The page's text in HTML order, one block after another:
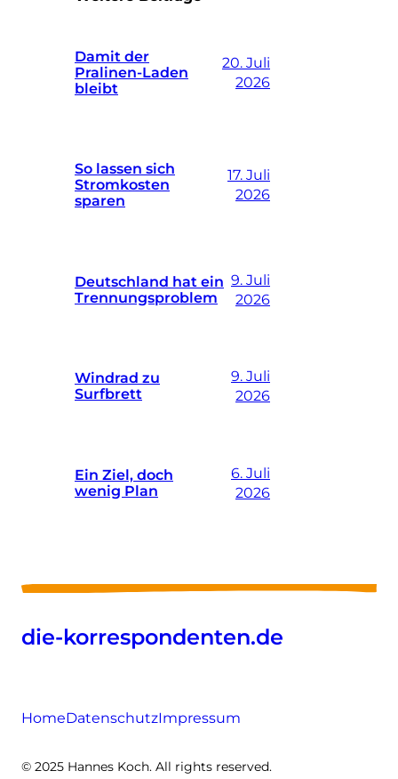
Damit der
Pralinen-Laden
bleibt
20. Juli
2026
So lassen sich
Stromkosten
sparen
17. Juli
2026
Deutschland hat ein
Trennungsproblem
9. Juli
2026
Windrad zu
Surfbrett
9. Juli
2026
Ein Ziel, doch
wenig Plan
6. Juli
2026
die-korrespondenten.de
HomeDatenschutzImpressum
© 2025 Hannes Koch. All rights reserved.